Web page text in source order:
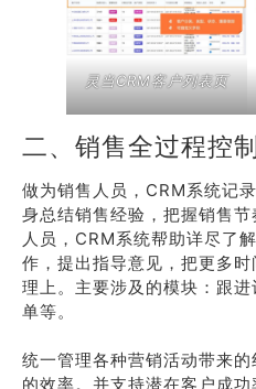
灵当CRM客户列表页
二、销售全过程控
做为销售人员，CRM系统记
身总结销售经验，把握销售
人员，CRM系统帮助详尽了
作，提出指导意见，把更多
理上。主要涉及的模块：跟
单等。
统一管理各种营销活动带来
的效率。并支持潜在客户成